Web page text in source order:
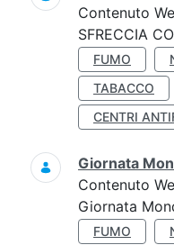
Contenuto
SFRECCIA
FUMO
TABACCO
CENTRI
Giornata
Contenuto
Giornata
FUMO